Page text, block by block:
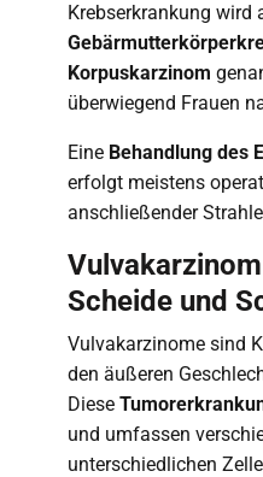
Krebserkrankung wird
Korpuskarzinom
überwiegend Frauen
Eine Behandlung des
erfolgt meistens
anschließender
Scheide und
Vulvakarzinome sind
den äußeren
Diese
und umfassen
unterschiedlichen